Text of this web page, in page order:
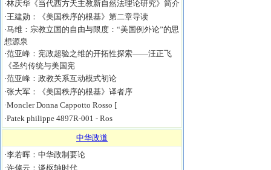
·林庆华《当代西方天主教新自然法理论研究》简介
·王建勋：《美国秩序的根基》第二章导读
·马维：宗教立国的自由与限度：“美国例外论”的思
想源泉
·范亚峰：宪政超验之维的开拓性探索——汪正飞
《圣约传统与美国宪
·范亚峰：政教关系互动模式初论
·张大军：《美国秩序的根基》译者序
·Moncler Donna Cappotto Rosso [
·Patek philippe 4897R-001 - Ros
中华政道
·李若晖：中华政制要论
·许倬云：谈枢轴时代